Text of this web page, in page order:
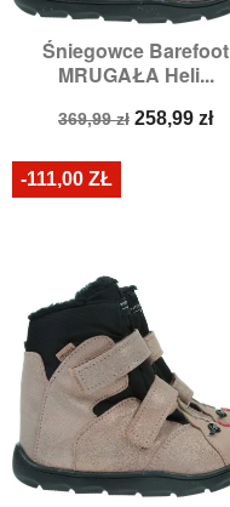
Śniegowce Barefoot
MRUGAŁA Heli...
Cena
369,99 zł Cena
258,99 zł
-111,00 ZŁ